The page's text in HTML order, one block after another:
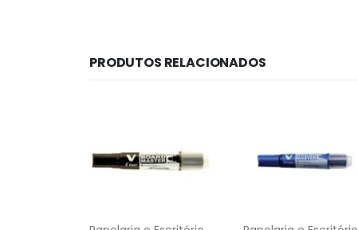
PRODUTOS RELACIONADOS